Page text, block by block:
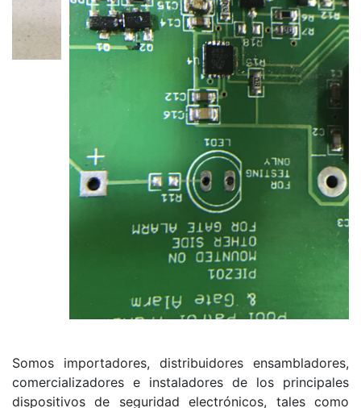
Somos importadores, distribuidores ensambladores,
comercializadores e instaladores de los principales
dispositivos de seguridad electrónicos, tales como